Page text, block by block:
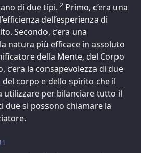
di due tipi. 2 Primo, c’era una
dell’esperienza di
Secondo, c’era una
natura più efficace in assoluto
della Mente, del Corpo
c’era la consapevolezza di due
corpo e dello spirito che il
utilizzare per bilanciare tutto il
due si possono chiamare la